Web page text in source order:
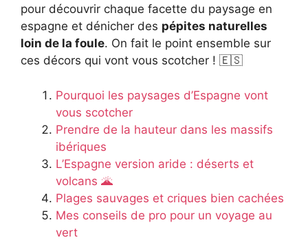
pour découvrir chaque facette du paysage en
espagne et dénicher des pépites naturelles
loin de la foule. On fait le point ensemble sur
ces décors qui vont vous scotcher ! 🇪🇸
Pourquoi les paysages d’Espagne vont
vous scotcher
Prendre de la hauteur dans les massifs
ibériques
L’Espagne version aride : déserts et
volcans 🌋
Plages sauvages et criques bien cachées
Mes conseils de pro pour un voyage au
vert